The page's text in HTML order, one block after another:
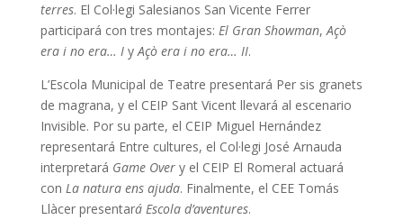
terres. El Col·legi Salesianos San Vicente Ferrer
participará con tres montajes: El Gran Showman,Açò
era i no era… IyAçò era i no era… II.
L’Escola Municipal de Teatre presentará Per sis granets
de magrana, y el CEIP Sant Vicent llevará al escenario
Invisible. Por su parte, el CEIP Miguel Hernández
representará Entre cultures, el Col·legi José Arnauda
interpretará Game Overy el CEIP El Romeral actuará
con La natura ens ajuda. Finalmente, el CEE Tomás
Llàcer presentará Escola d’aventures.